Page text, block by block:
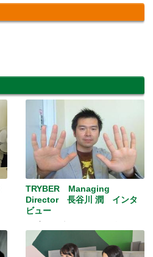
TRYBER Managing
Director 長谷川 潤 インタ
ビュー
グ・トークで登場。